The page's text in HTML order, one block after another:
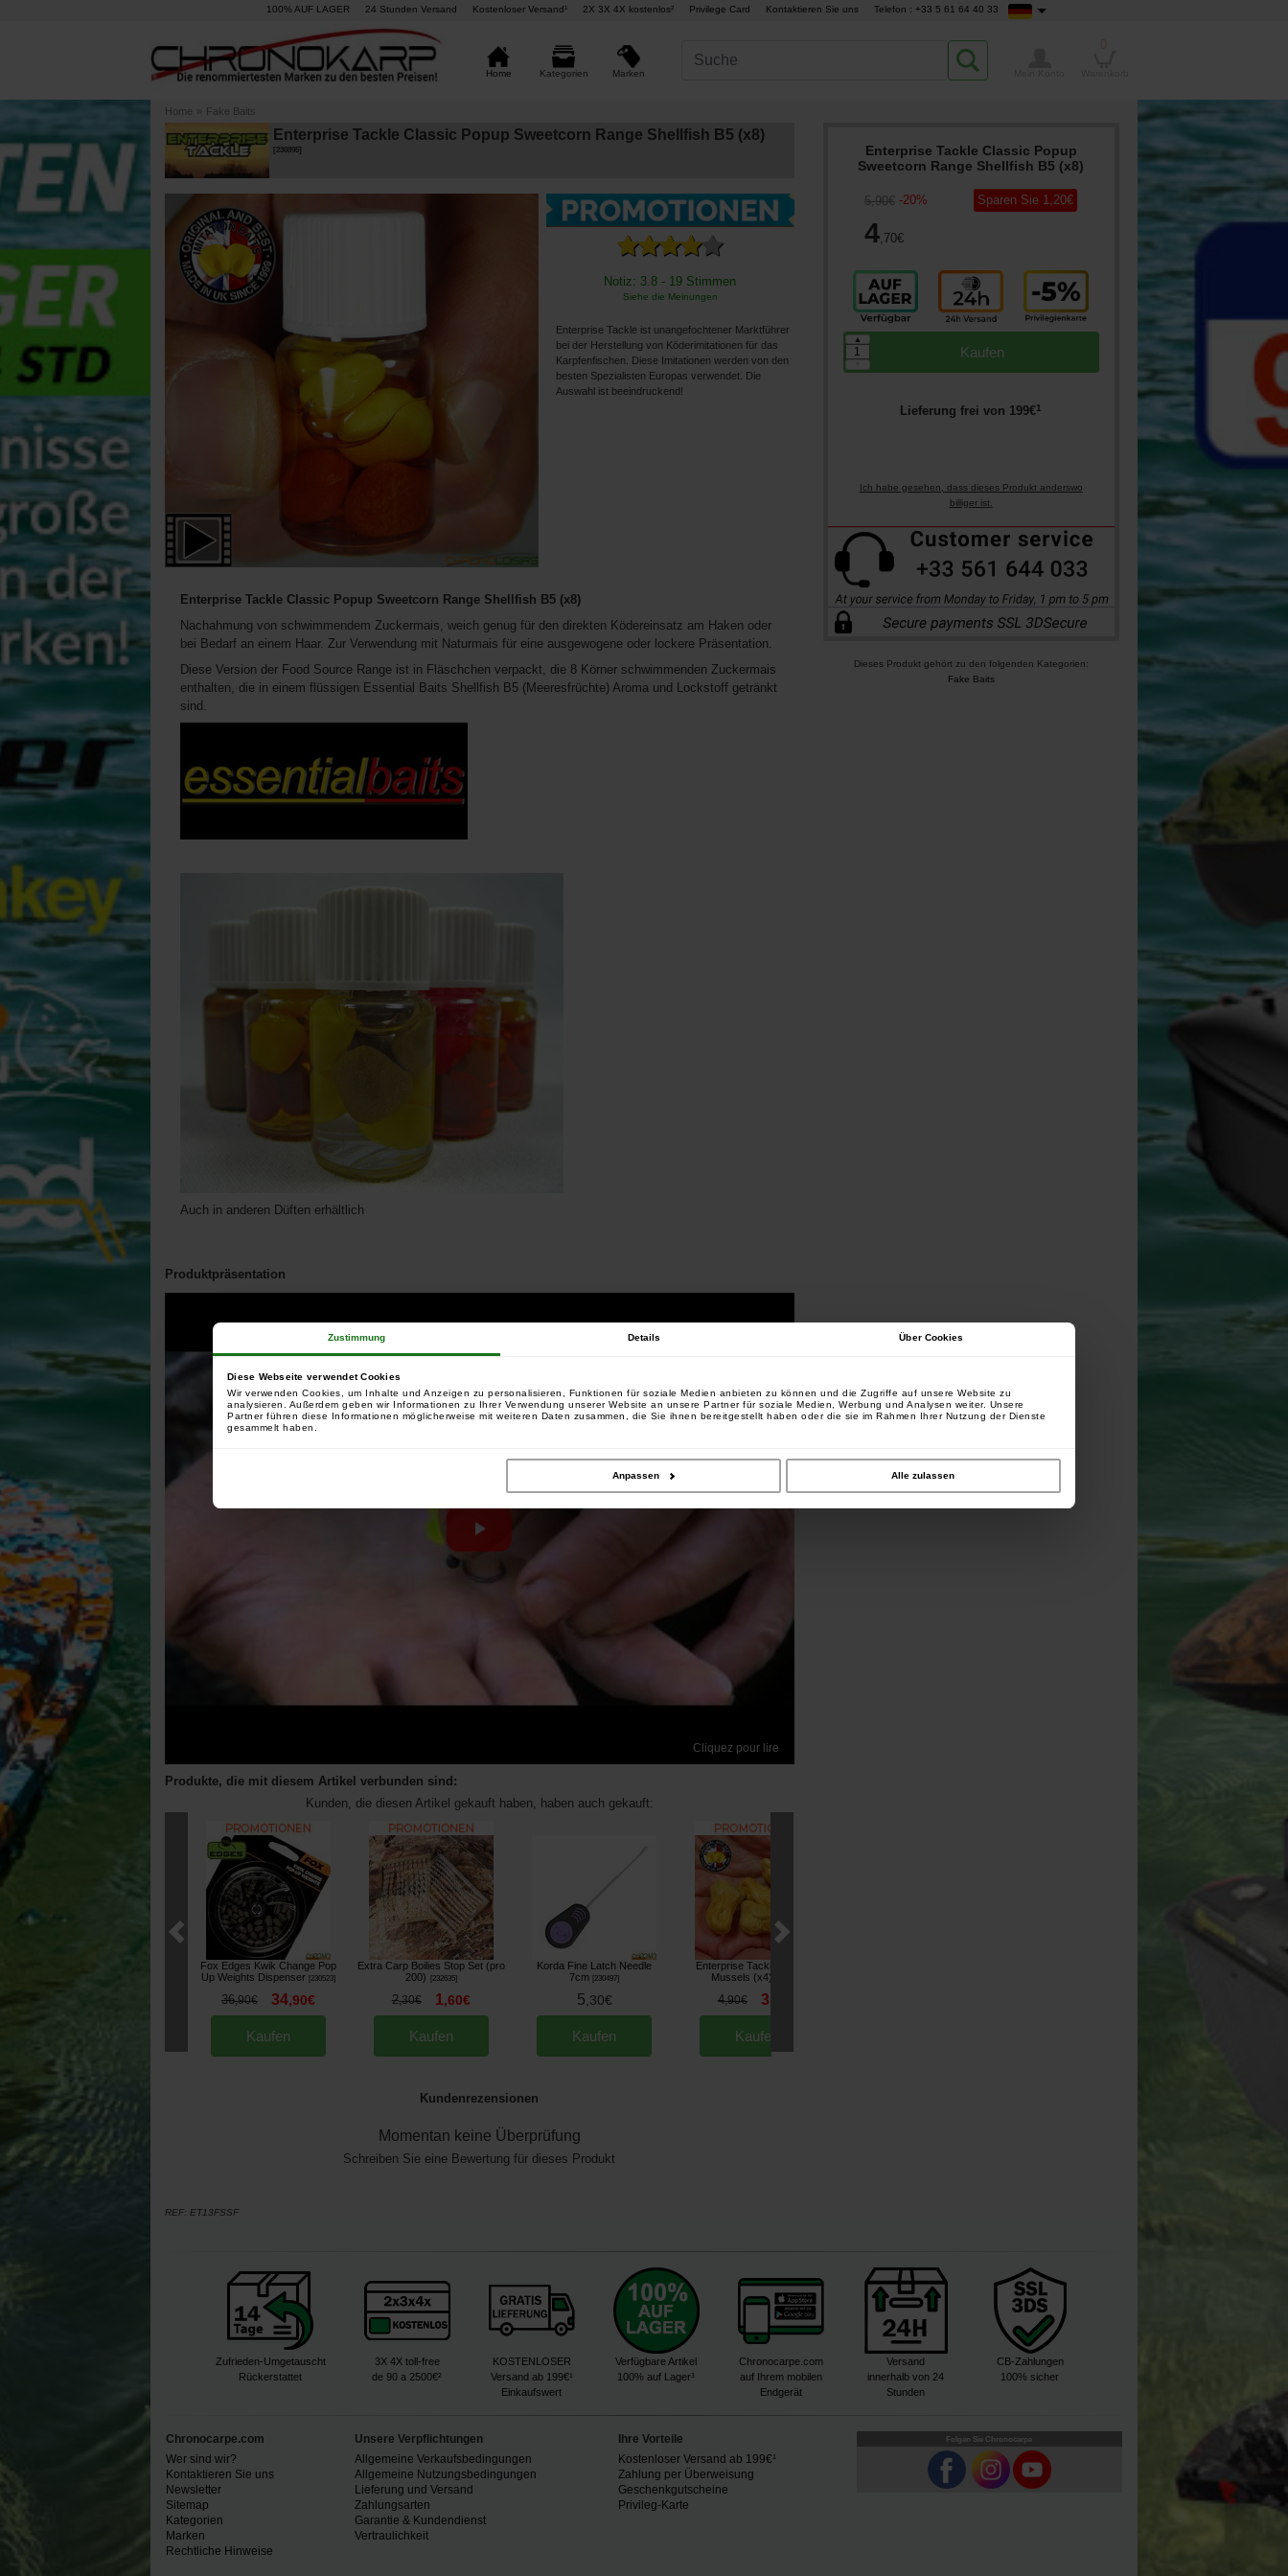
Zustimmung Details Über Cookies
Diese Webseite verwendet Cookies
Wir verwenden Cookies, um Inhalte und Anzeigen zu personalisieren, Funktionen für soziale Medien anbieten zu können und die Zugriffe auf unsere Website zu
analysieren. Außerdem geben wir Informationen zu Ihrer Verwendung unserer Website an unsere Partner für soziale Medien, Werbung und Analysen weiter. Unsere
Partner führen diese Informationen möglicherweise mit weiteren Daten zusammen, die Sie ihnen bereitgestellt haben oder die sie im Rahmen Ihrer Nutzung der Dienste
gesammelt haben.
Anpassen Alle zulassen
100% AUF LAGER 24 Stunden Versand Kostenloser Versand¹ 2X 3X 4X kostenlos² Privilege Card Kontaktieren Sie uns Telefon : +33 5 61 64 40 33
Home Kategorien Marken
Home » Fake Baits
Enterprise Tackle Classic Popup Sweetcorn Range Shellfish B5 (x8)
230895]
Notiz: 3.8 - 19 Stimmen
Siehe die Meinungen
Enterprise Tackle ist unangefochtener Marktführer
bei der Herstellung von Köderimitationen für das
Karpfenfischen. Diese Imitationen werden von den
besten Spezialisten Europas verwendet. Die
Auswahl ist beeindruckend!
Enterprise Tackle Classic Popup
Sweetcorn Range Shellfish B5 (x8)
5,90€ -20%
4,70€
Sparen Sie 1,20€
Kaufen
▲
Lieferung frei von 199€1
Ich habe gesehen, dass dieses Produkt anderswo
billiger ist.
Dieses Produkt gehört zu den folgenden Kategorien:
Fake Baits
Enterprise Tackle Classic Popup Sweetcorn Range Shellfish B5 (x8)
Nachahmung von schwimmendem Zuckermais, weich genug für den direkten Ködereinsatz am Haken oder
bei Bedarf an einem Haar. Zur Verwendung mit Naturmais für eine ausgewogene oder lockere Präsentation.
Diese Version der Food Source Range ist in Fläschchen verpackt, die 8 Körner schwimmenden Zuckermais
enthalten, die in einem flüssigen Essential Baits Shellfish B5 (Meeresfrüchte) Aroma und Lockstoff getränkt
sind.
Auch in anderen Düften erhältlich
Produktpräsentation
Cliquez pour lire
Produkte, die mit diesem Artikel verbunden sind:
Kunden, die diesen Artikel gekauft haben, haben auch gekauft:
Fox Edges Kwik Change Pop
Up Weights Dispenser [230523]
36,90€ 34,90€
Kaufen
Extra Carp Boilies Stop Set (pro
200)
232635]
2,30€ 1,60€
Kaufen
Korda Fine Latch Needle
7cm [230497]
5,30€
Kaufen
Enterprise Tackle Imitation
Mussels (x4)
4,90€ 3
Kaufen
Kundenrezensionen
Momentan keine Überprüfung
Schreiben Sie eine Bewertung für dieses Produkt
REF: ET13FSSF
Zufrieden-Umgetauscht
Rückerstattet
3X 4X toll-free
de 90 a 2500€²
KOSTENLOSER
Versand ab 199€¹
Einkaufswert
Verfügbare Artikel
100% auf Lager³
Chronocarpe.com
auf Ihrem mobilen
Endgerät
Versand
innerhalb von 24
Stunden
CB-Zahlungen
100% sicher
Chronocarpe.com
Wer sind wir?
Kontaktieren Sie uns
Newsletter
Sitemap
Kategorien
Marken
Rechtliche Hinweise
Unsere Verpflichtungen
Allgemeine Verkaufsbedingungen
Allgemeine Nutzungsbedingungen
Lieferung und Versand
Zahlungsarten
Garantie & Kundendienst
Vertraulichkeit
Ihre Vorteile
Kostenloser Versand ab 199€¹
Zahlung per Überweisung
Geschenkgutscheine
Privileg-Karte
Folgen Sie Chronocarpe